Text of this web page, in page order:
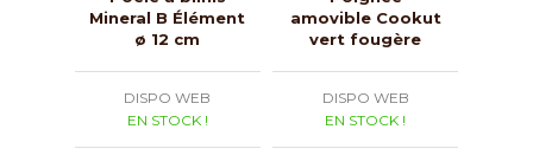
Mineral B Élément
ø 12 cm
DISPO WEB
EN STOCK !
amovible Cookut
vert fougère
DISPO WEB
EN STOCK !